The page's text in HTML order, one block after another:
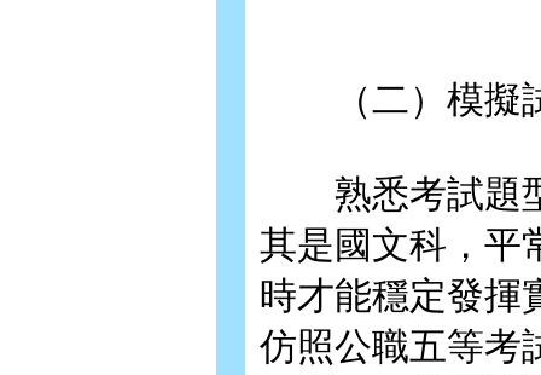
（二）模擬
熟悉考試題型
其是國文科，平
時才能穩定發揮
仿照公職五等考